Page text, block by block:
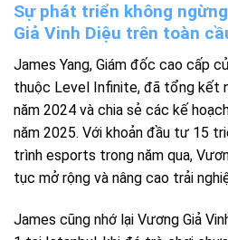
Sự phát triển không
Giả Vinh Diệu trên toàn
James Yang, Giám đốc cao cấp
thuộc Level Infinite, đã tổng kết
năm 2024 và chia sẻ các kế
năm 2025. Với khoản đầu tư 15
trình esports trong năm qua,
tục mở rộng và nâng cao trải
James cũng nhớ lại Vương Giả